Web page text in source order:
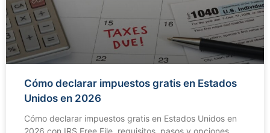
Cómo declarar impuestos gratis en Estados
Unidos en 2026
Cómo declarar impuestos gratis en Estados Unidos en
2026 con IRS Free File, requisitos, pasos y opciones